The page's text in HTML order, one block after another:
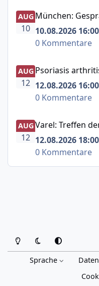
München:
AUG
10
München:
10.08.2026 16:00
0 Kommentare
Psoriasis arthritis –
AUG
12
Psoriasis
12.08.2026 16:00
0 Kommentare
Varel: Treffen der
AUG
12
Varel: Treffen
12.08.2026 18:00
0 Kommentare
Heller ModusDunkler Modus
Sprache